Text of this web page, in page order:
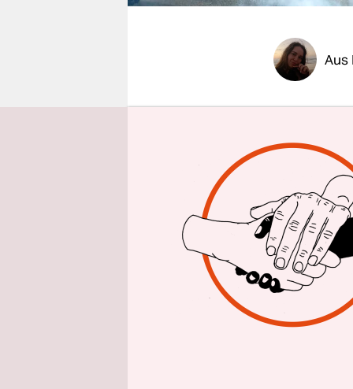
genossenschaft
Aus
Vielleicht
an
dabei,
Die
Januar,